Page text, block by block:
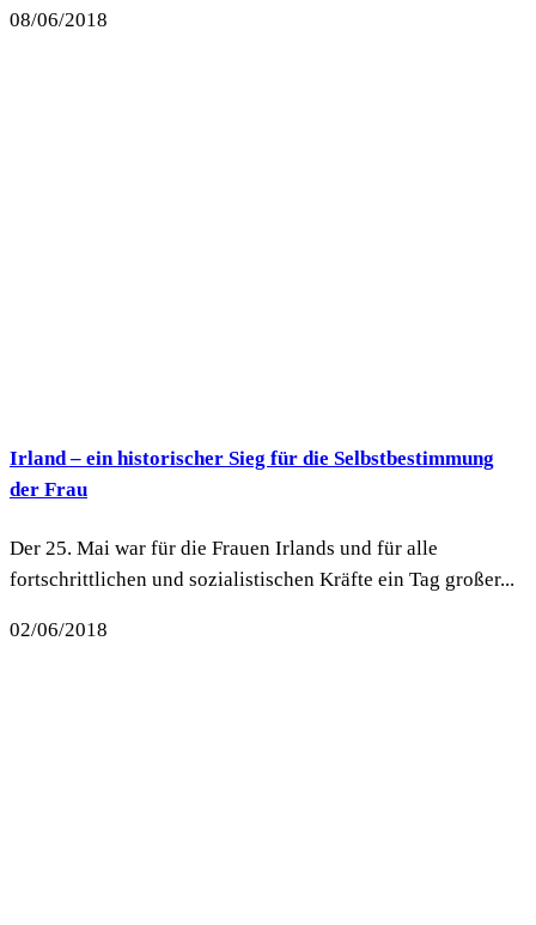
08/06/2018
Irland – ein historischer Sieg für die Selbstbestimmung
der Frau
Der 25. Mai war für die Frauen Irlands und für alle
fortschrittlichen und sozialistischen Kräfte ein Tag großer...
02/06/2018